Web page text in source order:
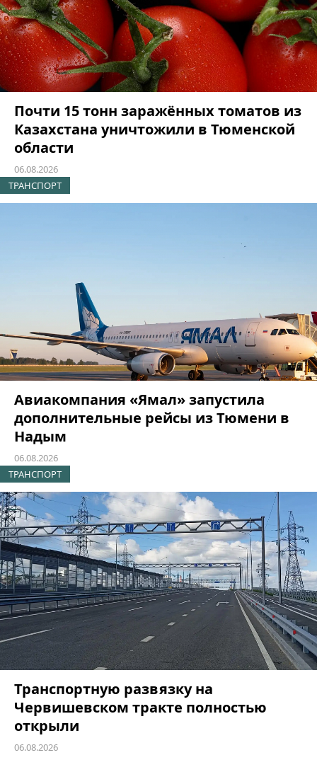
Почти 15 тонн заражённых томатов из
Казахстана уничтожили в Тюменской
области
06.08.2026
ТРАНСПОРТ
Авиакомпания «Ямал» запустила
дополнительные рейсы из Тюмени в
Надым
06.08.2026
ТРАНСПОРТ
Транспортную развязку на
Червишевском тракте полностью
открыли
06.08.2026